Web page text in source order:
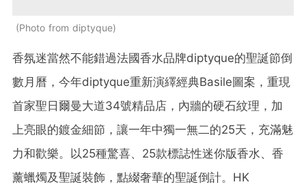
Photo from diptyque
香氛迷當然不能錯過法國香水品牌diptyque的聖誕節倒
數月曆，今年diptyque重新演繹經典Basile圖案，重現
首家聖日爾曼大道34號精品店，內牆的硬石紋理，加
上亮眼的鍍金細節，讓一年中獨一無二的25天，充滿魅
力和歡樂。以25種驚喜、25款標誌性迷你版香水、香
薰蠟燭及聖誕裝飾，點綴奢華的聖誕倒計。HK